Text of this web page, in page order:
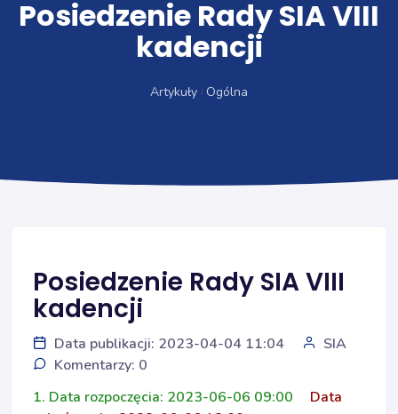
Posiedzenie Rady SIA VIII
kadencji
Artykuły Ogólna
Posiedzenie Rady SIA VIII
kadencji
Data publikacji: 2023-04-04 11:04
SIA
Komentarzy: 0
1. Data rozpoczęcia: 2023-06-06 09:00
Data